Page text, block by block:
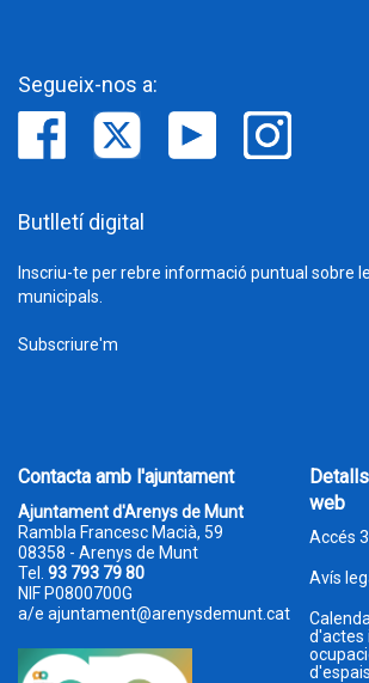
Segueix-nos a:
Butlletí digital
Inscriu-te per rebre informació puntual sobre
municipals.
Subscriure'm
Contacta amb l'ajuntament
Ajuntament d'Arenys de Munt
Rambla Francesc Macià, 59
08358 - Arenys de Munt
Tel. 93 793 79 80
NIF P0800700G
a/e ajuntament@arenysdemunt.cat
web
Accés
Avís
d'actes i
d'espais